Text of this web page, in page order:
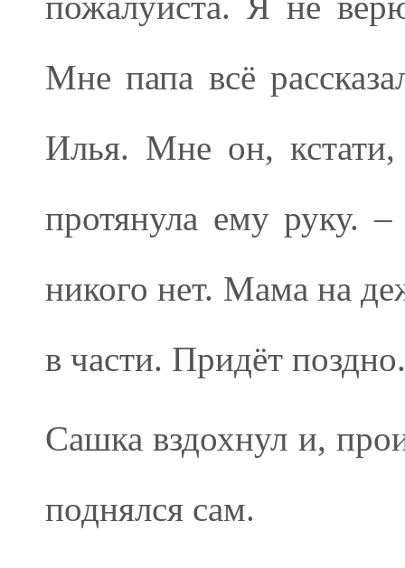
Мне папа всё
Илья. Мне он, кстати,
протянула ему руку.
никого нет. Мама на
в части. Придёт
Сашка вздохнул и,
поднялся сам.